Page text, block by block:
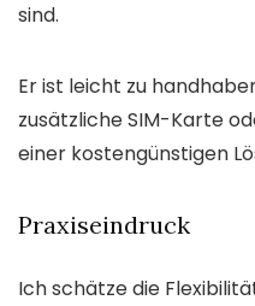
sind.
Er ist leicht zu
zusätzliche SIM-Karte
einer kostengünstigen
Praxiseindruck
Ich schätze die